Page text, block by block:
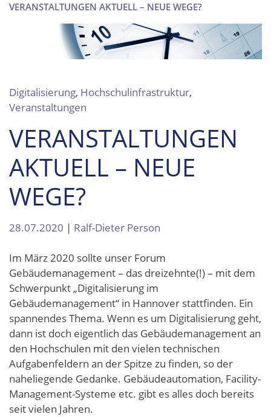
VERANSTALTUNGEN AKTUELL – NEUE WEGE?
Digitalisierung, Hochschulinfrastruktur,
Veranstaltungen
VERANSTALTUNGEN
AKTUELL – NEUE
WEGE?
28.07.2020 | Ralf-Dieter Person
Im März 2020 sollte unser Forum
Gebäudemanagement – das dreizehnte(!) – mit dem
Schwerpunkt „Digitalisierung im
Gebäudemanagement“ in Hannover stattfinden. Ein
spannendes Thema. Wenn es um Digitalisierung geht,
dann ist doch eigentlich das Gebäudemanagement an
den Hochschulen mit den vielen technischen
Aufgabenfeldern an der Spitze zu finden, so der
naheliegende Gedanke. Gebäudeautomation, Facility-
Management-Systeme etc. gibt es alles doch bereits
seit vielen Jahren.